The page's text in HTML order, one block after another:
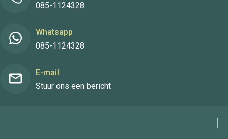
085-1124328
Whatsapp
085-1124328
E-mail
Stuur ons een bericht